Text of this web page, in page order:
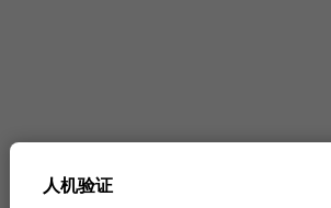
人机验证